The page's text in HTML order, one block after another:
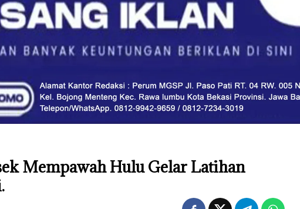
Mempawah Hulu Gelar Latihan